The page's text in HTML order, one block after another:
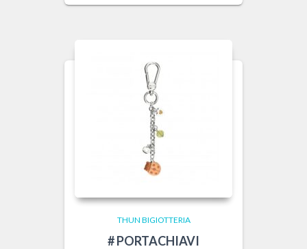
originaleattuale
THUN BIGIOTTERIA
# PORTACHIAVI